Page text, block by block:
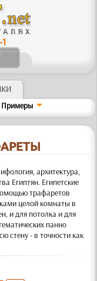
Примеры
архитектура,
Египтян. Египетские
трафаретов
целой комнаты в
и для потолка и для
панно
стену - в точности как